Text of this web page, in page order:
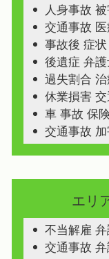
人身事故 被
交通事故 医
事故後 症状
後遺症 弁護
過失割合 治
休業損害
車 事故 保
交通事故
エリ
不当解雇
交通事故